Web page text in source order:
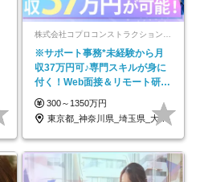
※サポート事務*未経験から月
収37万円可♪専門スキルが身に
付く！Web面接＆リモート研修
も充実♪/a
300～1350万円
東京都_神奈川県_埼玉県_大阪府_愛知県…